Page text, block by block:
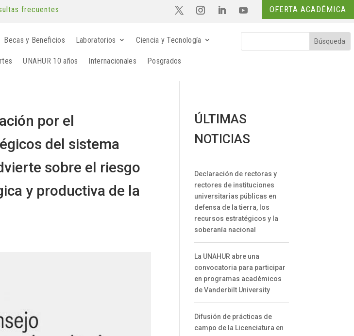
frecuentes OFERTA ACADÉMICA
Becas y Beneficios Laboratorios Ciencia y Tecnología
UNAHUR 10 años Internacionales Posgrados
por el
del sistema
sobre el riesgo
y productiva de la
ÚLTIMAS
NOTICIAS
Declaración de rectoras y
rectores de instituciones
universitarias públicas en
defensa de la tierra, los
recursos estratégicos y la
soberanía nacional
La UNAHUR abre una
convocatoria para participar
en programas académicos
de Vanderbilt University
Difusión de prácticas de
campo de la Licenciatura en